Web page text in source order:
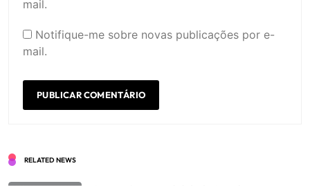
mail.
Notifique-me sobre novas publicações por e-
mail.
RELATED NEWS